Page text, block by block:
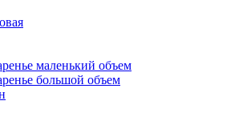
маленький объем
большой объем